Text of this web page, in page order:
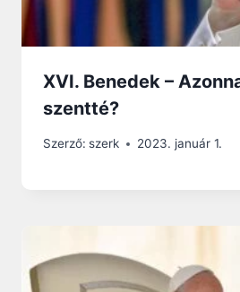
XVI. Benedek –
szentté?
Szerző: szerk 2023. január 1.